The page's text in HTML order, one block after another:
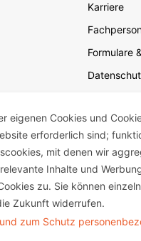
Karriere
Formulare
Impressum
eigenen Cookies und
erforderlich sind;
mit denen wir
Inhalte und
zu. Sie können
Zukunft widerrufen.
zum Schutz